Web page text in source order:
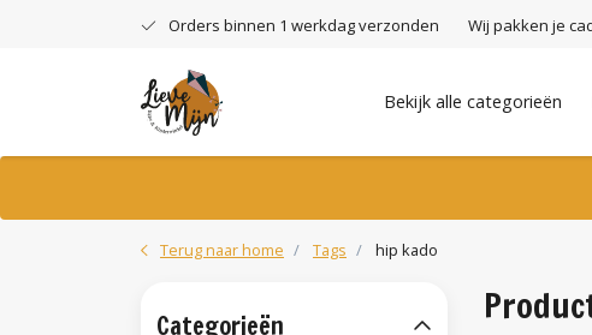
Orders binnen 1 werkdag verzonden Wij pakken je
Bekijk alle categorieën
Terug naar home Tags hip kado
Categorieën